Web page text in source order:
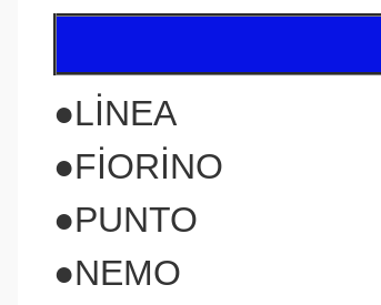
●LİNEA
●FİORİNO
●PUNTO
●NEMO